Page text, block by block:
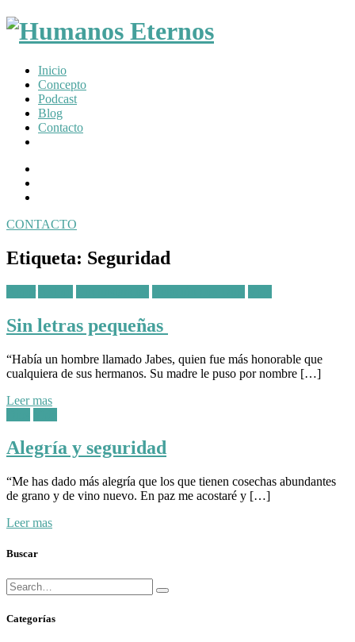
Somos
humanos,
pero
Dios
creó
mucho
Inicio
Concepto
Podcast
Blog
Contacto
CONTACTO
navigation
Etiqueta: Seguridad
Posted
Sin letras pequeñas
“Había un hombre llamado Jabes, quien fue más honorable que
cualquiera de sus hermanos. Su madre le puso por nombre […]
Leer mas
Alegría y seguridad
“Me has dado más alegría que los que tienen cosechas abundantes
de grano y de vino nuevo. En paz me acostaré y […]
Leer mas
Buscar
Búsqueda
para:
Buscar
Categorías